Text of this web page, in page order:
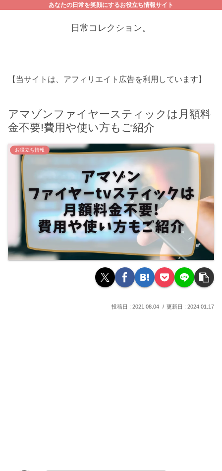
あなたの日常を笑顔にするお役立ち情報サイト
日常コレクション。
【当サイトは、アフィリエイト広告を利用しています】
アマゾンファイヤースティックは月額料
金不要!費用や使い方もご紹介
お役立ち情報
2021.08.04 2024.01.17